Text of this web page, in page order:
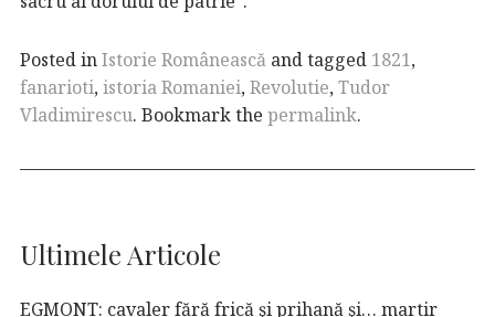
Posted inIstorie Românească and tagged 1821,
fanarioti,istoria Romaniei,Revolutie,Tudor
Vladimirescu. Bookmark the permalink.
Ultimele Articole
EGMONT: cavaler fără frică şi prihană şi… martir